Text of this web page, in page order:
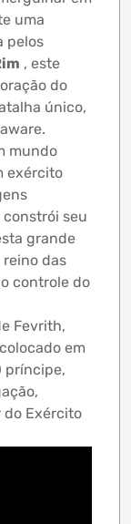
uma
pelos
, este
do
único,
mundo
exército
seu
grande
das
controle do
Fevrith,
em
príncipe,
Exército